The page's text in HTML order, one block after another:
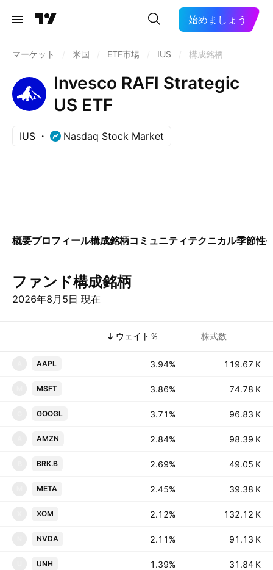
始めましょう
マーケット 米国 ETF市場 IUS 構成銘柄
Invesco RAFI Strategic
US ETF
IUS Nasdaq Stock Market
概要プロフィール構成銘柄コミュニティテクニカル季節性
ファンド構成銘柄
2026年8月5日 現在
ウェイト％ 株式数
AAPL 3.94% ‪‪119.67 K‬‬
MSFT 3.86% ‪‪74.78 K‬‬
GOOGL 3.71% ‪‪96.83 K‬‬
AMZN 2.84% ‪‪98.39 K‬‬
BRK.B 2.69% ‪‪49.05 K‬‬
META 2.45% ‪‪39.38 K‬‬
XOM 2.12% ‪‪132.12 K‬‬
NVDA 2.11% ‪‪91.13 K‬‬
UNH 1.39% ‪‪31.84 K‬‬